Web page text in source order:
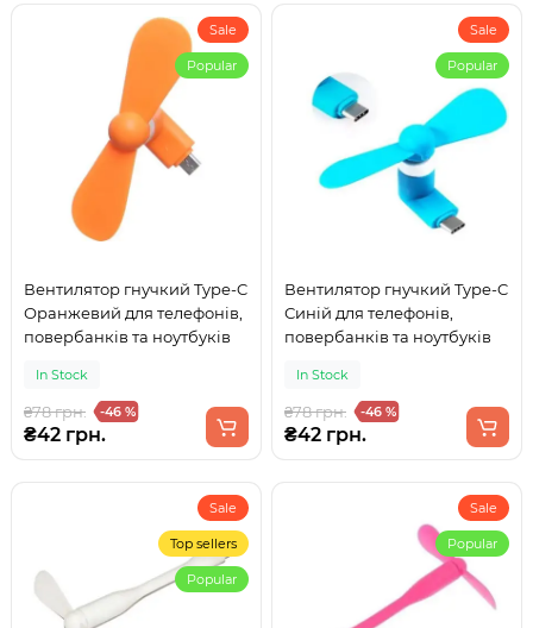
Sale
Popular
Вентилятор гнучкий Type-C
Оранжевий для телефонів,
повербанків та ноутбуків
In Stock
₴78 грн. -46 %
₴42 грн.
Sale
Popular
Вентилятор гнучкий Type-C
Синій для телефонів,
повербанків та ноутбуків
In Stock
₴78 грн. -46 %
₴42 грн.
Sale
Top sellers
Popular
Sale
Popular